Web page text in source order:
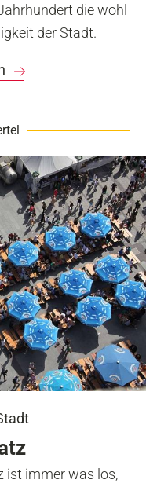
die wohl
der Stadt.
ist immer was los,